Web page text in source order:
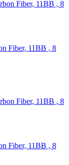
Fiber, 11BB , 8
Fiber, 11BB , 8